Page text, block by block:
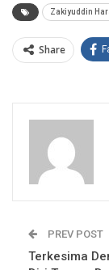
Zakiyuddin
Share
PREV POST
Terkesima